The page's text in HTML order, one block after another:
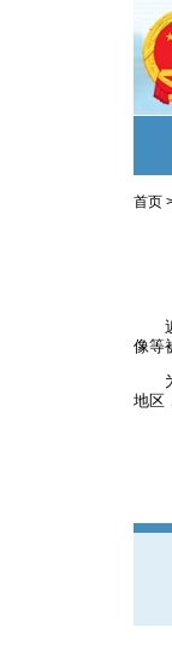
首页
像等
地区